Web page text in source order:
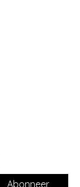
Abonneer